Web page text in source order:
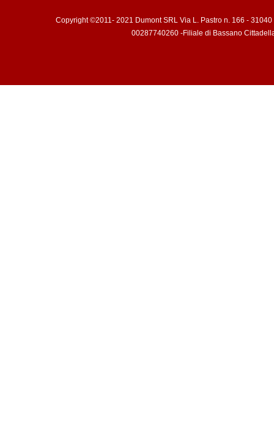
Copyright ©2011- 2021 Dumont SRL Via L. Pastro n. 166 -
00287740260 -Filiale di Bassano